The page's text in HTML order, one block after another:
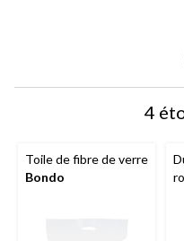
4
Toile de fibre de verre
Bondo